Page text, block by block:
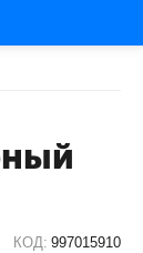
КОД: 997015910